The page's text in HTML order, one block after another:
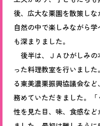
後、広大な栗園を散策しな
自然の中で楽しみながら
も深まりました。
後半は、ＪＡひがしみの
った料理教室を行いまし
る東美濃栗振興協議会な
務めていただきました。
性を見た目、味、食感な